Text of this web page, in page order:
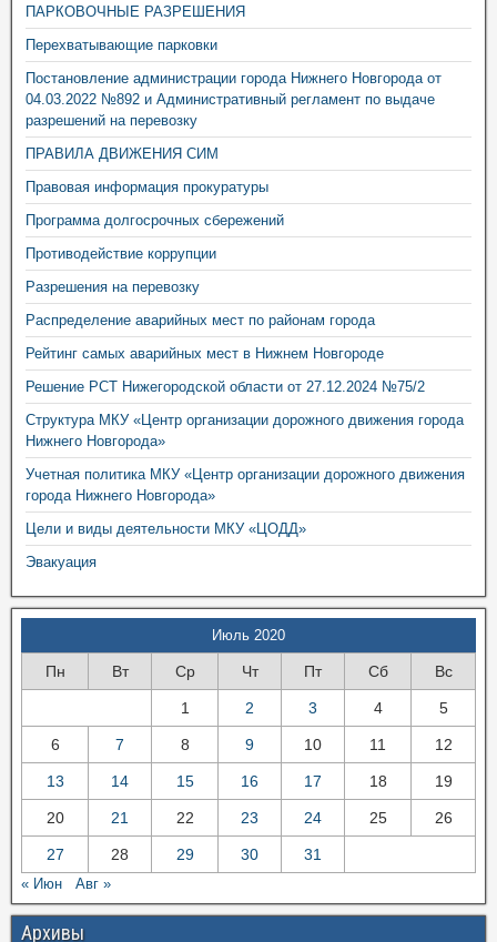
ПАРКОВОЧНЫЕ РАЗРЕШЕНИЯ
Перехватывающие парковки
Постановление администрации города Нижнего Новгорода от
04.03.2022 №892 и Административный регламент по выдаче
разрешений на перевозку
ПРАВИЛА ДВИЖЕНИЯ СИМ
Правовая информация прокуратуры
Программа долгосрочных сбережений
Противодействие коррупции
Разрешения на перевозку
Распределение аварийных мест по районам города
Рейтинг самых аварийных мест в Нижнем Новгороде
Решение РСТ Нижегородской области от 27.12.2024 №75/2
Структура МКУ «Центр организации дорожного движения города
Нижнего Новгорода»
Учетная политика МКУ «Центр организации дорожного движения
города Нижнего Новгорода»
Цели и виды деятельности МКУ «ЦОДД»
Эвакуация
Июль 2020
Пн Вт Ср Чт Пт Сб Вс
1 2 3 4 5
6 7 8 9 10 11 12
13 14 15 16 17 18 19
20 21 22 23 24 25 26
27 28 29 30 31
« Июн Авг »
Архивы